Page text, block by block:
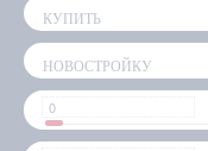
КУПИТЬ
НОВОСТРОЙКУ